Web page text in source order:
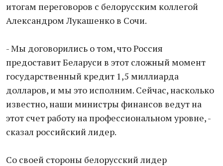
итогам переговоров с белорусским коллегой
Александром Лукашенко в Сочи.
- Мы договорились о том, что Россия
предоставит Беларуси в этот сложный момент
государственный кредит 1,5 миллиарда
долларов, и мы это исполним. Сейчас, насколько
известно, наши министры финансов ведут на
этот счет работу на профессиональном уровне, -
сказал российский лидер.
Со своей стороны белорусский лидер